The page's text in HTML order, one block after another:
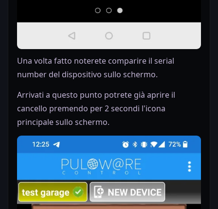
Una volta fatto noterete comparire il serial
number del dispositivo sullo schermo.
Arrivati a questo punto potrete già aprire il
cancello premendo per 2 secondi l'icona
principale sullo schermo.